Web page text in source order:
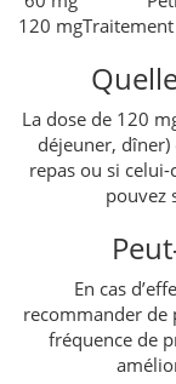
120 mg
La dose de 120
déjeuner,
repas ou si
pouvez
En cas
recommander de
fréquence de